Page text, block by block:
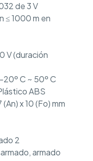
de 3 V
≤ 1000 m en
V (duración
C ~ 50º C
ABS
x 10 (Fo) mm
2
armado